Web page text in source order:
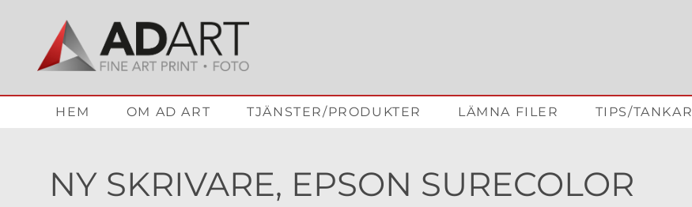
HEM OM AD ART TJÄNSTER/PRODUKTER LÄMNA FILER TIPS/TANKAR
NY SKRIVARE, EPSON SURECOLOR